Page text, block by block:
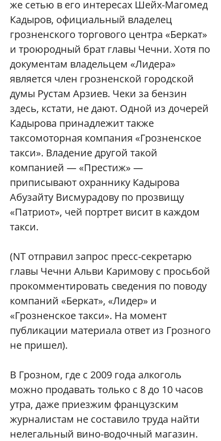
же сетью в его интересах Шейх-Магомед
Кадыров, официальный владелец
грозненского торгового центра «Беркат»
и троюродный брат главы Чечни. Хотя по
документам владельцем «Лидера»
является член грозненской городской
думы Рустам Арзиев. Чеки за бензин
здесь, кстати, не дают. Одной из дочерей
Кадырова принадлежит также
таксомоторная компания «Грозненское
такси». Владение другой такой
компанией — «Престиж» —
приписывают охраннику Кадырова
Абузайту Висмурадову по прозвищу
«Патриот», чей портрет висит в каждом
такси.
(NT отправил запрос пресс-секретарю
главы Чечни Альви Каримову с просьбой
прокомментировать сведения по поводу
компаний «Беркат», «Лидер» и
«Грозненское такси». На момент
публикации материала ответ из Грозного
не пришел).
В Грозном, где с 2009 года алкоголь
можно продавать только с 8 до 10 часов
утра, даже приезжим французским
журналистам не составило труда найти
нелегальный вино-водочный магазин.